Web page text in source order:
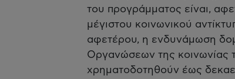
του προγράμματος είναι,
μέγιστου κοινωνικού
αφετέρου, η ενδυνάμωση
Οργανώσεων της κοινωνίας
χρηματοδοτηθούν έως